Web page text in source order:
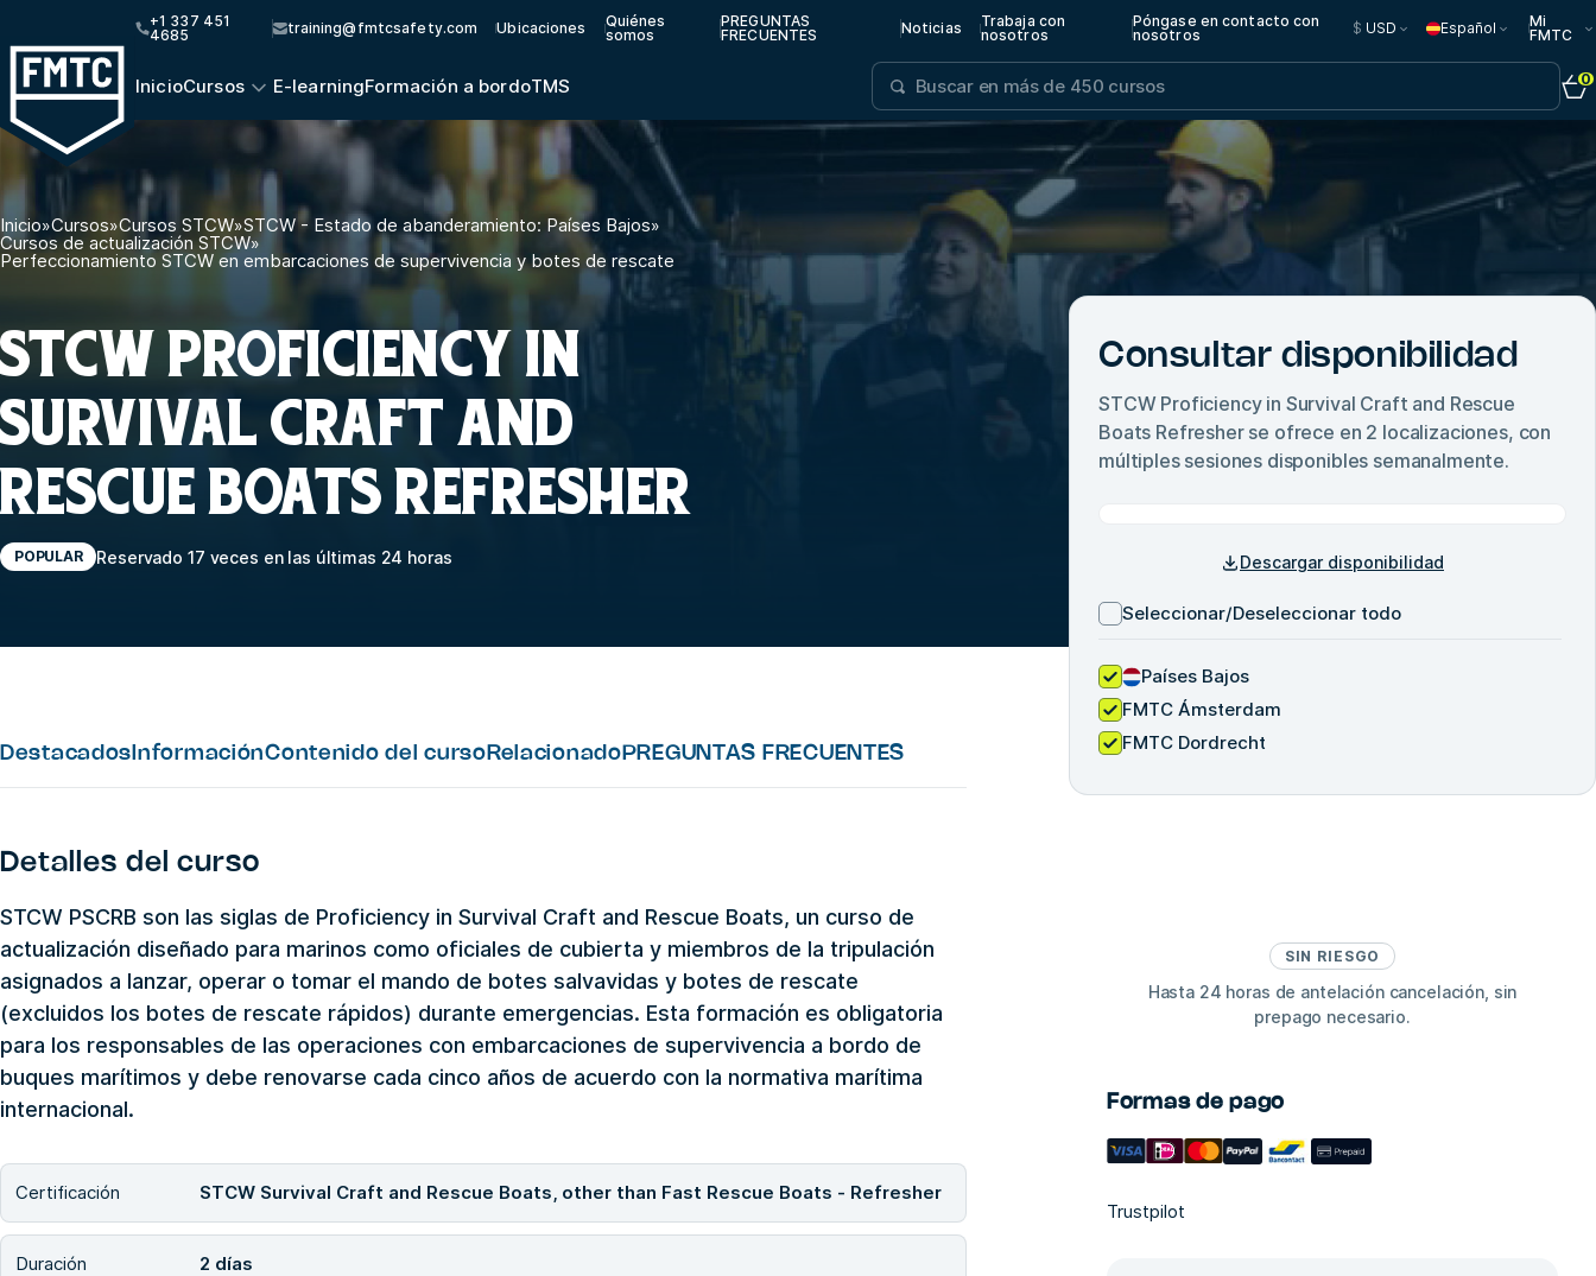
+1 337 451
4685
training@fmtcsafety.com Ubicaciones
Quiénes
somos
PREGUNTAS
FRECUENTES
Noticias
Trabaja con
nosotros
Póngase en contacto con
nosotros
$ USD Español
Mi
FMTC
InicioCursos E-learningFormación a bordoTMS 0
Inicio»Cursos»Cursos STCW»STCW - Estado de abanderamiento: Países Bajos»
Cursos de actualización STCW»
Perfeccionamiento STCW en embarcaciones de supervivencia y botes de rescate
STCW PROFICIENCY IN
SURVIVAL CRAFT AND
RESCUE BOATS REFRESHER
POPULAR Reservado 17 veces en las últimas 24 horas
Destacados InformaciónContenido del curso Relacionado PREGUNTAS FRECUENTES
Detalles del curso
STCW PSCRB son las siglas de Proficiency in Survival Craft and Rescue Boats, un curso de
actualización diseñado para marinos como oficiales de cubierta y miembros de la tripulación
asignados a lanzar, operar o tomar el mando de botes salvavidas y botes de rescate
(excluidos los botes de rescate rápidos) durante emergencias. Esta formación es obligatoria
para los responsables de las operaciones con embarcaciones de supervivencia a bordo de
buques marítimos y debe renovarse cada cinco años de acuerdo con la normativa marítima
internacional.
Certificación STCW Survival Craft and Rescue Boats, other than Fast Rescue Boats - Refresher
Duración 2 días
Consultar disponibilidad
STCW Proficiency in Survival Craft and Rescue
Boats Refresherse ofrece en 2 localizaciones, con
múltiples sesiones disponibles semanalmente.
Descargar disponibilidad
Seleccionar/Deseleccionar todo
Países Bajos
FMTC Ámsterdam
FMTC Dordrecht
SIN RIESGO
Hasta 24 horas de antelación cancelación, sin
prepago necesario.
Formas de pago
Trustpilot